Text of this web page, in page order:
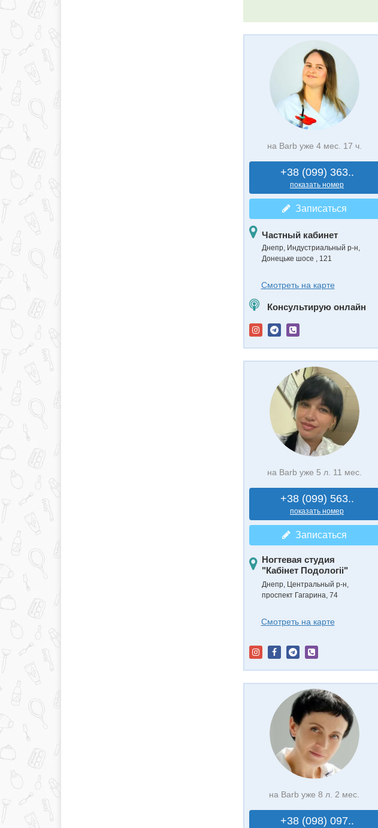
на Barb уже 4 мес. 17 ч.
+38 (099) 363..
показать номер
Записаться
Частный кабинет
Днепр, Индустриальный р-н,
Донецьке шосе , 121
Смотреть на карте
Консультирую онлайн
на Barb уже 5 л. 11 мес.
+38 (099) 563..
показать номер
Записаться
Ногтевая студия
"Кабінет Подологіі"
Днепр, Центральный р-н,
проспект Гагарина, 74
Смотреть на карте
на Barb уже 8 л. 2 мес.
+38 (098) 097..